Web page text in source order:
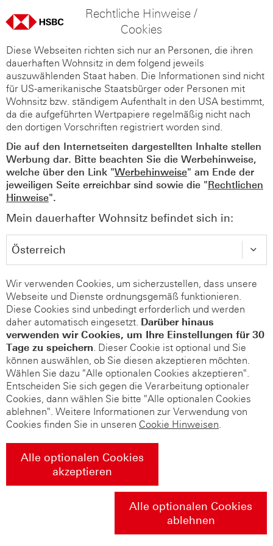
Rechtliche Hinweise /
Cookies
Diese Webseiten richten sich nur an Personen, die ihren
dauerhaften Wohnsitz in dem folgend jeweils
auszuwählenden Staat haben. Die Informationen sind nicht
für US-amerikanische Staatsbürger oder Personen mit
Wohnsitz bzw. ständigem Aufenthalt in den USA bestimmt,
da die aufgeführten Wertpapiere regelmäßig nicht nach
den dortigen Vorschriften registriert worden sind.
Die auf den Internetseiten dargestellten Inhalte stellen
Werbung dar. Bitte beachten Sie die Werbehinweise,
welche über den Link "Werbehinweise" am Ende der
jeweiligen Seite erreichbar sind sowie die "Rechtlichen
Hinweise".
Mein dauerhafter Wohnsitz befindet sich in:
Wir verwenden Cookies, um sicherzustellen, dass unsere
Webseite und Dienste ordnungsgemäß funktionieren.
Diese Cookies sind unbedingt erforderlich und werden
daher automatisch eingesetzt. Darüber hinaus
verwenden wir Cookies, um Ihre Einstellungen für 30
Tage zu speichern. Dieser Cookie ist optional und Sie
können auswählen, ob Sie diesen akzeptieren möchten.
Wählen Sie dazu "Alle optionalen Cookies akzeptieren".
Entscheiden Sie sich gegen die Verarbeitung optionaler
Cookies, dann wählen Sie bitte "Alle optionalen Cookies
ablehnen". Weitere Informationen zur Verwendung von
Cookies finden Sie in unseren Cookie Hinweisen.
Alle optionalen Cookies
akzeptieren
Alle optionalen Cookies
ablehnen